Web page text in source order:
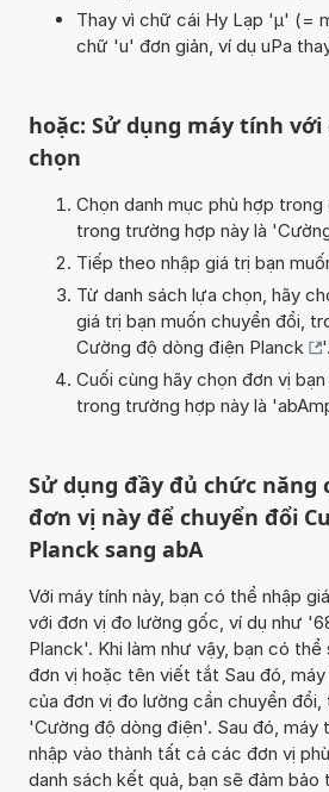
Thay vì chữ cái Hy Lạp 'µ' (=
chữ 'u' đơn giản, ví dụ uPa
hoặc: Sử dụng máy tính
chọn
Chọn danh mục phù hợp trong
trong trường hợp này là '
Tiếp theo nhập giá trị bạn
Từ danh sách lựa chọn, hãy
giá trị bạn muốn chuyển đổi,
Cường độ dòng điện Planck
'.
Cuối cùng hãy chọn đơn vị
trong trường hợp này là '
Sử dụng đầy đủ chức năng
đơn vị này để chuyển đổi
Planck sang abA
Với máy tính này, bạn có thể nhập
với đơn vị đo lường gốc, ví dụ như
Planck'. Khi làm như vậy, bạn có
đơn vị hoặc tên viết tắt Sau đó,
của đơn vị đo lường cần chuyển
'Cường độ dòng điện'. Sau đó, máy
nhập vào thành tất cả các đơn vị
danh sách kết quả, bạn sẽ đảm